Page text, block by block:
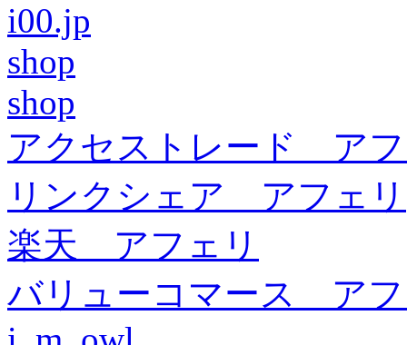
i00.jp
shop
shop
アクセストレード ア
リンクシェア アフェリ
楽天 アフェリ
バリューコマース ア